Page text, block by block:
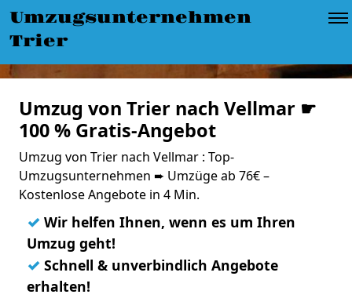
Umzugsunternehmen
Trier
Umzug von Trier nach Vellmar ☛
100 % Gratis-Angebot
Umzug von Trier nach Vellmar : Top-
Umzugsunternehmen ➨ Umzüge ab 76€ –
Kostenlose Angebote in 4 Min.
✓ Wir helfen Ihnen, wenn es um Ihren
Umzug geht!
✓ Schnell & unverbindlich Angebote
erhalten!